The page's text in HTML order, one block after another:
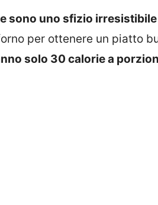
sono uno sfizio irresistibile
per ottenere un piatto
solo 30 calorie a